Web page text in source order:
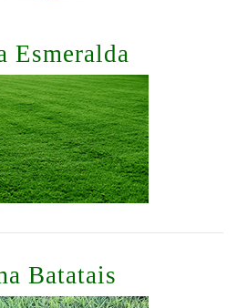
Esmeralda
Batatais